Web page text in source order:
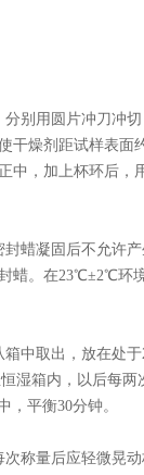
别用圆片冲刀冲切
干燥剂距试样表面
中，加上杯环后，
蜡凝固后不允许产
蜡。在23℃±2℃环
中取出，放在处
湿箱内，以后每两
平衡30分钟。
称量后应轻微晃动